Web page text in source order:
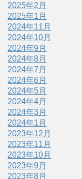
2025年2月
2025年1月
2024年11月
2024年10月
2024年9月
2024年8月
2024年7月
2024年6月
2024年5月
2024年4月
2024年3月
2024年1月
2023年12月
2023年11月
2023年10月
2023年9月
2023年8月